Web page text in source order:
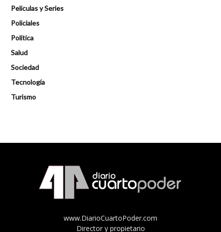
Peliculas y Series
Policiales
Política
Salud
Sociedad
Tecnología
Turismo
www.DiarioCuartoPoder.com
Director y propietario